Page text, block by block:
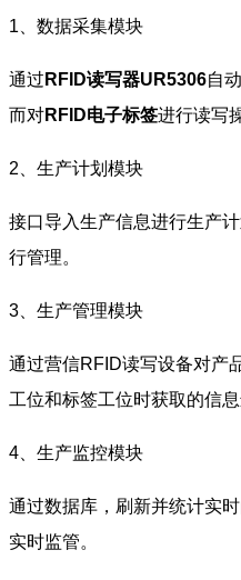
1、数据采集模块
通过 RFID读写器UR5306自
而对RFID电子标签进行读写
2、生产计划模块
接口导入生产信息进行生产
行管理。
3、生产管理模块
通过营信RFID读写设备对产
工位和标签工位时获取的信息
4、生产监控模块
通过数据库，刷新并统计实
实时监管。